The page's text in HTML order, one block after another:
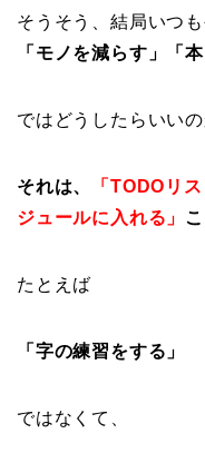
そうそう、結局いつ
「モノを減らす」「本
ではどうしたらいいの
それは、
「TODOリ
ジュールに入れる」 こ
たとえば
「字の練習をする」
ではなくて、